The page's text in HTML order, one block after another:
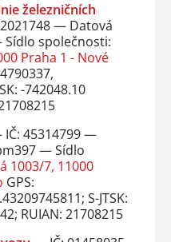
železničních
— Datová
společnosti:
Praha 1 - Nové
-742048.10
45314799 —
— Sídlo
1003/7, 11000
GPS:
S-JTSK:
RUIAN: 21708215